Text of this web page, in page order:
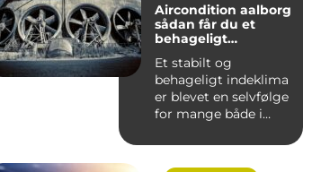
Aircondition aalborg
sådan får du et
behageligt
Et stabilt og
behageligt indeklima
er blevet en selvfølge
for mange både i
kontorer, ...